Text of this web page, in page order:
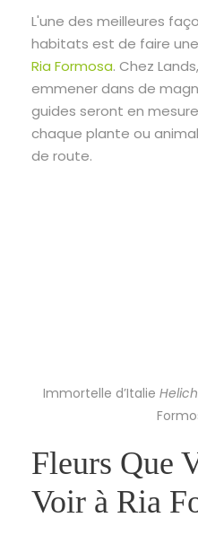
L'une des meilleures
habitats est de faire une
Ria Formosa. Chez
emmener dans de
guides seront en
chaque plante ou
de route.
Immortelle d’Italie
Fleurs Que
Voir à Ria